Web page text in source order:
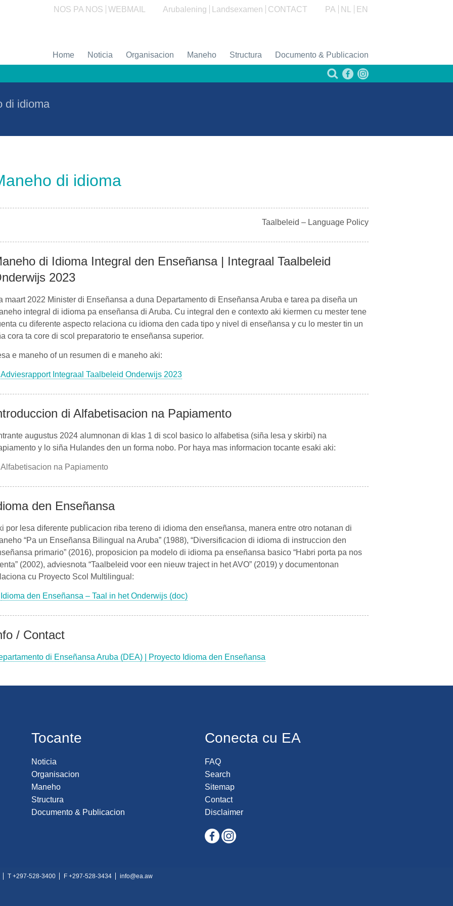
NOS PA NOS WEBMAIL Arubalening Landsexamen CONTACT PA NL EN
Home Noticia Organisacion Maneho Structura Documento & Publicacion
di idioma
di idioma
Taalbeleid – Language Policy
di Idioma Integral den Enseñansa | Integraal Taalbeleid
2023
maart 2022 Minister di Enseñansa a duna Departamento di Enseñansa Aruba e tarea pa diseña un
integral di idioma pa enseñansa di Aruba. Cu integral den e contexto aki kiermen cu mester tene
cu diferente aspecto relaciona cu idioma den cada tipo y nivel di enseñansa y cu lo mester tin un
cora ta core di scol preparatorio te enseñansa superior.
e maneho of un resumen di e maneho aki:
Adviesrapport Integraal Taalbeleid Onderwijs 2023
di Alfabetisacion na Papiamento
augustus 2024 alumnonan di klas 1 di scol basico lo alfabetisa (siña lesa y skirbi) na
y lo siña Hulandes den un forma nobo. Por haya mas informacion tocante esaki aki:
Alfabetisacion na Papiamento
den Enseñansa
por lesa diferente publicacion riba tereno di idioma den enseñansa, manera entre otro notanan di
“Pa un Enseñansa Bilingual na Aruba” (1988), “Diversificacion di idioma di instruccion den
primario” (2016), proposicion pa modelo di idioma pa enseñansa basico “Habri porta pa nos
(2002), adviesnota “Taalbeleid voor een nieuw traject in het AVO” (2019) y documentonan
cu Proyecto Scol Multilingual:
Idioma den Enseñansa – Taal in het Onderwijs (doc)
/ Contact
di Enseñansa Aruba (DEA) | Proyecto Idioma den Enseñansa
Tocante
Noticia
Organisacion
Maneho
Structura
Documento & Publicacion
Conecta cu EA
FAQ
Search
Sitemap
Contact
Disclaimer
T +297-528-3400 F +297-528-3434
info@ea.aw